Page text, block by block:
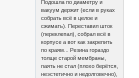
Подошла по диаметру и
вакуум держит (если в руках
собрать всё в целое и
сжимать). Переставил шток
(переклепал), собрал всё в
корпусе а вот как закрепить
по краям... Резина гораздо
толще старой мембраны,
паять не стал (плохо берётся,
неэстетично и недолговечно),